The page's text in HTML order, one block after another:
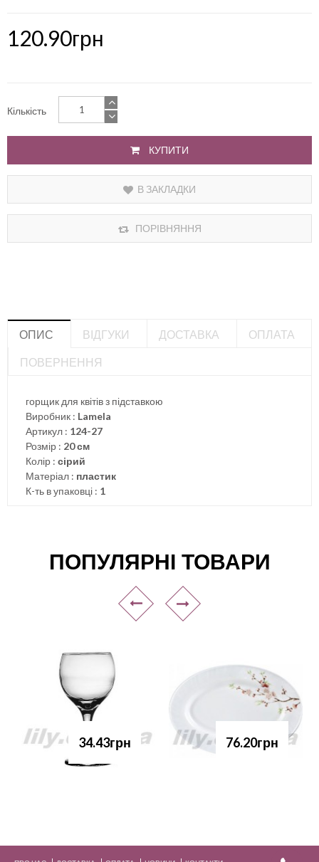
120.90грн
Кількість
КУПИТИ
В ЗАКЛАДКИ
ПОРІВНЯННЯ
ОПИС ВІДГУКИ ДОСТАВКА
ОПЛАТА
ПОВЕРНЕННЯ
горщик для квітів з підставкою
Виробник : Lamela
Артикул : 124-27
Розмір : 20 см
Колір : сірий
Матеріал : пластик
К-ть в упаковці : 1
ПОПУЛЯРНІ ТОВАРИ
34.43грн 76.20грн